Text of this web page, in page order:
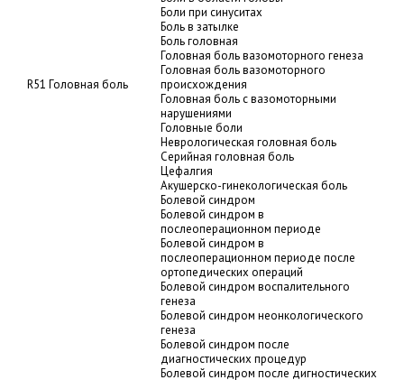
R51 Головная боль
Боли при синуситах
Боль в затылке
Боль головная
Головная боль вазомоторного генеза
Головная боль вазомоторного
происхождения
Головная боль с вазомоторными
нарушениями
Головные боли
Неврологическая головная боль
Серийная головная боль
Цефалгия
Акушерско-гинекологическая боль
Болевой синдром
Болевой синдром в
послеоперационном периоде
Болевой синдром в
послеоперационном периоде после
ортопедических операций
Болевой синдром воспалительного
генеза
Болевой синдром неонкологического
генеза
Болевой синдром после
диагностических процедур
Болевой синдром после дигностических